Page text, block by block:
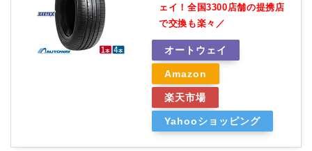
ェイ！全国3300店舗の提携店
で交換も楽々／
オートウェイ
Amazon
楽天市場
Yahooショッピング